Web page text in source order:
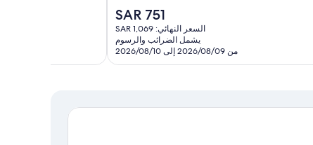
السعر
الحالي
هو
SAR
751
SAR 751
السعر النهائي: SAR 1,069
يشمل الضرائب والرسوم
من 2026/08/09 إلى 2026/08/10